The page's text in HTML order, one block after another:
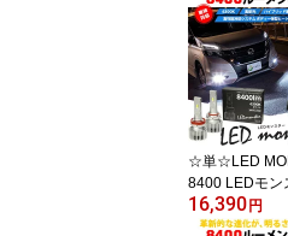
WB1 LEDカラ
バー 明るさ：
セット2個入
☆単☆LED
8400 LEDモン
Dフォグランプ
Dカラー：ホ
16,390円